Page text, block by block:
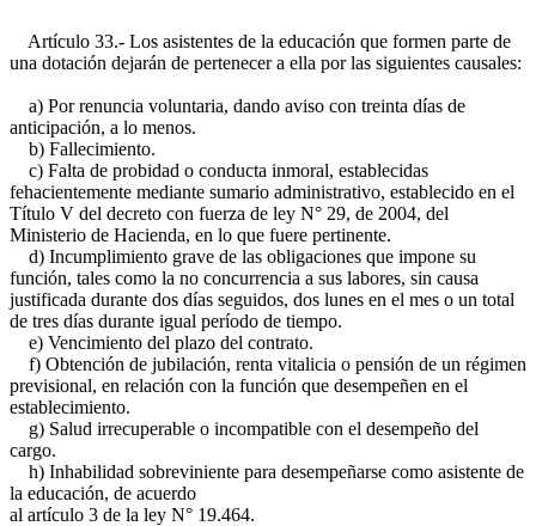
Artículo 33.- Los asistentes de la educación que formen parte de
una dotación dejarán de pertenecer a ella por las siguientes causales:
a) Por renuncia voluntaria, dando aviso con treinta días de
anticipación, a lo menos.
b) Fallecimiento.
c) Falta de probidad o conducta inmoral, establecidas
fehacientemente mediante sumario administrativo, establecido en el
Título V del decreto con fuerza de ley N° 29, de 2004, del
Ministerio de Hacienda, en lo que fuere pertinente.
d) Incumplimiento grave de las obligaciones que impone su
función, tales como la no concurrencia a sus labores, sin causa
justificada durante dos días seguidos, dos lunes en el mes o un total
de tres días durante igual período de tiempo.
e) Vencimiento del plazo del contrato.
f) Obtención de jubilación, renta vitalicia o pensión de un régimen
previsional, en relación con la función que desempeñen en el
establecimiento.
g) Salud irrecuperable o incompatible con el desempeño del
cargo.
h) Inhabilidad sobreviniente para desempeñarse como asistente de
la educación, de acuerdo
al artículo 3 de la ley N° 19.464.